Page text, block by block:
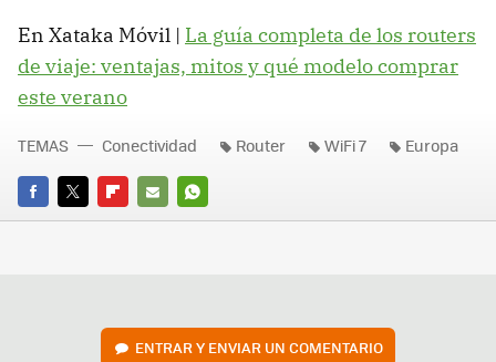
En Xataka Móvil | La guía completa de los routers
de viaje: ventajas, mitos y qué modelo comprar
este verano
FACEBOOK
TWITTERFLIPBOARD
E-
WHATSAPP
TEMAS Conectividad Router WiFi 7 Europa
ENTRAR Y ENVIAR UN COMENTARIO